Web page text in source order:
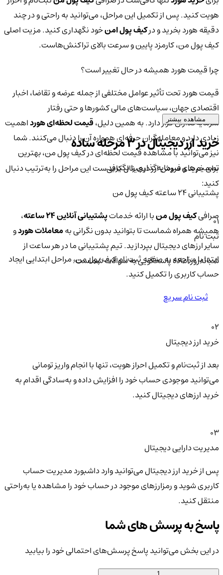
هویت کنید. پس از تکمیل این مراحل، می‌توانید به راحتی و در چند
دقیقه هورد بخرید و درکیف پول امنخود نگهداری کنید. مزیت اصلی
کیف پول من، کارمزد پایین و سرعت بالای تراکنش‌هاست.
چرا قیمت هورد همیشه در حال تغییر است؟
قیمت هورد تحت تأثیر عوامل مختلفی از جمله عرضه و تقاضا، اخبار
اقتصادی جهان، سیاست‌های مالی کشورها و حتی رفتار
سرمایه‌گذاران قرار دارد. به همین دلیل،قیمت لحظه‌ای هورداهمیت
زیادی دارد و معامله‌گران حرفه‌ای همواره آن را دنبال می‌کنند. شما
نیز می‌توانید با مشاهده قیمت لحظه‌ای در کیف پول من، بهترین
تصمیم‌های سرمایه‌گذاری را بگیرید.
پشتیبانی ۲۴ ساعته کیف پول من
صرافیکیف پول منبا ارائه خدماتپشتیبانی آنلاین ۲۴ ساعته
،
همیشه همراه شماست تا بتوانید بدون نگرانی بهمعاملات هوردو
سایر ارزهای دیجیتال بپردازید. تیم پشتیبانی ما در هر ساعت از
شبانه‌روز آماده پاسخگویی به سوالات شماست.
مشاهده بیشتر
خرید ارز دیجیتال در 3 مرحله ساده
برای خرید و فروش ارز دیجیتال کافی‌ست این مراحل را به‌ترتیب دنبال
کنید:
01
ثبت نام
ابتدا با مراجعه به صفحه ثبت‌نام کیف‌ پول من، مراحل ابتدایی ایجاد
حساب کاربری را تکمیل کنید.
ثبت نام سریع
02
خرید ارز دیجیتال
بعد از ثبت‌نام و تکمیل احراز هویت، تنها با انجام واریز تومانی
می‌توانید موجودی حساب خود را افزایش داده و به‌سادگی اقدام به
خرید ارزهای دیجیتال کنید.
03
مدیریت دارایی دیجیتال
پس از خرید ارز دیجیتال می‌توانید وارد داشبورد مدیریت حساب
کاربری شوید و رمزارزهای موجود در حساب خود را مشاهده یا به‌راحتی
منتقل کنید.
پاسخ به پرسش های شما
در این بخش می‌توانید پاسخ پرسش‌های احتمالی خود را بیابید